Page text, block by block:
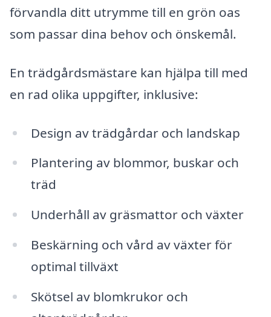
förvandla ditt utrymme till en grön oas
som passar dina behov och önskemål.
En trädgårdsmästare kan hjälpa till med
en rad olika uppgifter, inklusive:
Design av trädgårdar och landskap
Plantering av blommor, buskar och
träd
Underhåll av gräsmattor och växter
Beskärning och vård av växter för
optimal tillväxt
Skötsel av blomkrukor och